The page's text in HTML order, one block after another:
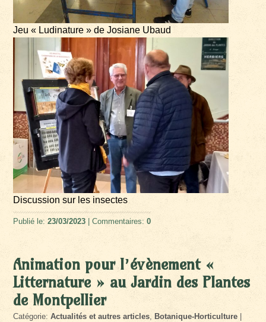
Jeu « Ludinature » de Josiane Ubaud
Discussion sur les insectes
Publié le:23/03/2023 | Commentaires:0
Animation pour l’évènement «
Litternature » au Jardin des Plantes
de Montpellier
Catégorie:Actualités et autres articles, Botanique-Horticulture